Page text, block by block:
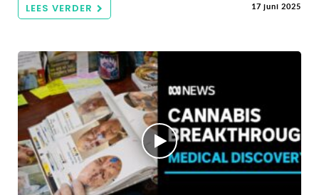
LEES VERDER 17 juni 2025